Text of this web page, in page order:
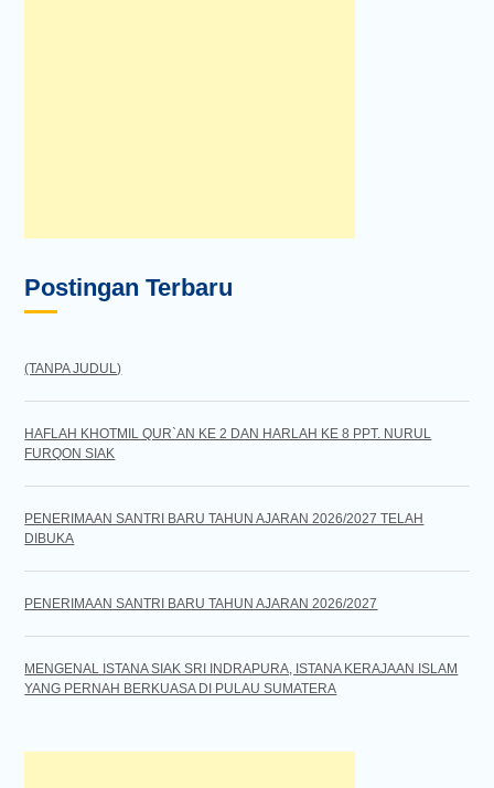
Postingan Terbaru
(TANPA JUDUL)
HAFLAH KHOTMIL QUR`AN KE 2 DAN HARLAH KE 8 PPT. NURUL
FURQON SIAK
PENERIMAAN SANTRI BARU TAHUN AJARAN 2026/2027 TELAH
DIBUKA
PENERIMAAN SANTRI BARU TAHUN AJARAN 2026/2027
MENGENAL ISTANA SIAK SRI INDRAPURA, ISTANA KERAJAAN ISLAM
YANG PERNAH BERKUASA DI PULAU SUMATERA